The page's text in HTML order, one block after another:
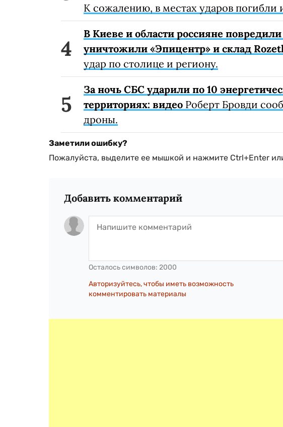
К сожалению, в местах ударов погибли
В Киеве и области россияне
уничтожили «Эпицентр» и склад
удар по столице и региону.
За ночь СБС ударили по 10
территориях: видео Роберт Бровди
дроны.
Заметили ошибку?
Пожалуйста, выделите ее мышкой и нажмите Ctrl+Enter
Добавить комментарий
Осталось символов: 2000
Авторизуйтесь, чтобы иметь возможность
комментировать материалы